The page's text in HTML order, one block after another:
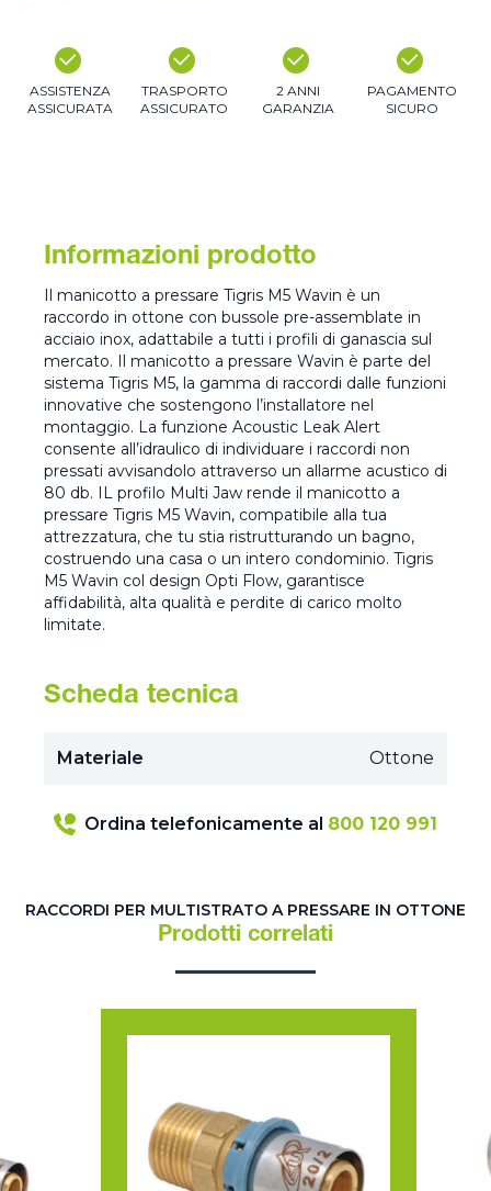
ASSISTENZA
ASSICURATA
TRASPORTO
ASSICURATO
2 ANNI
GARANZIA
PAGAMENTO
SICURO
Informazioni prodotto
Il manicotto a pressare Tigris M5 Wavin è un
raccordo in ottone con bussole pre-assemblate in
acciaio inox, adattabile a tutti i profili di ganascia sul
mercato. Il manicotto a pressare Wavin è parte del
sistema Tigris M5, la gamma di raccordi dalle funzioni
innovative che sostengono l’installatore nel
montaggio. La funzione Acoustic Leak Alert
consente all’idraulico di individuare i raccordi non
pressati avvisandolo attraverso un allarme acustico di
80 db. IL profilo Multi Jaw rende il manicotto a
pressare Tigris M5 Wavin, compatibile alla tua
attrezzatura, che tu stia ristrutturando un bagno,
costruendo una casa o un intero condominio. Tigris
M5 Wavin col design Opti Flow, garantisce
affidabilità, alta qualità e perdite di carico molto
limitate.
Scheda tecnica
Materiale Ottone
Ordina telefonicamente al 800 120 991
RACCORDI PER MULTISTRATO A PRESSARE IN OTTONE
Prodotti correlati